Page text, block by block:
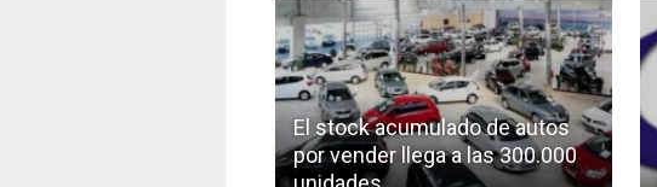
El stock acumulado de autos
por vender llega a las 300.000